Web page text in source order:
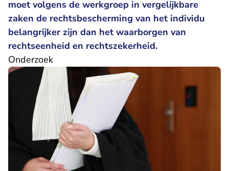
moet volgens de werkgroep in vergelijkbare
zaken de rechtsbescherming van het individu
belangrijker zijn dan het waarborgen van
rechtseenheid en rechtszekerheid.
Onderzoek